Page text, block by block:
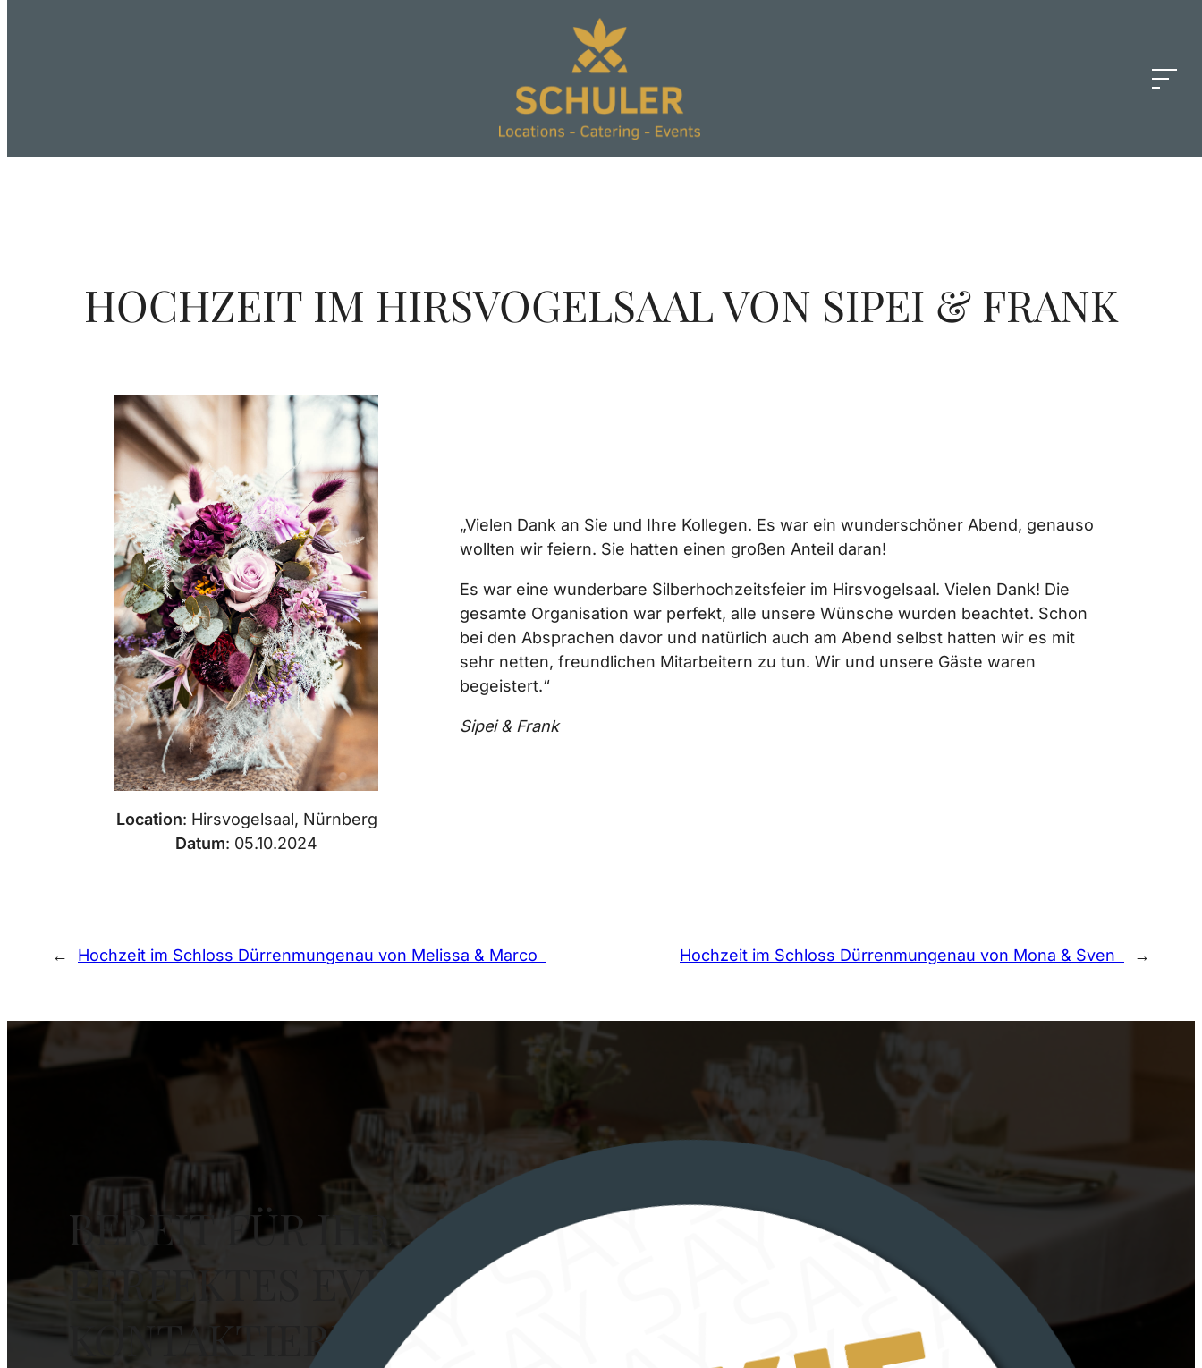
HOCHZEIT IM HIRSVOGELSAAL VON SIPEI & FRANK
Location: Hirsvogelsaal, Nürnberg
Datum: 05.10.2024
„Vielen Dank an Sie und Ihre Kollegen. Es war ein wunderschöner Abend, genauso
wollten wir feiern. Sie hatten einen großen Anteil daran!
Es war eine wunderbare Silberhochzeitsfeier im Hirsvogelsaal. Vielen Dank! Die
gesamte Organisation war perfekt, alle unsere Wünsche wurden beachtet. Schon
bei den Absprachen davor und natürlich auch am Abend selbst hatten wir es mit
sehr netten, freundlichen Mitarbeitern zu tun. Wir und unsere Gäste waren
begeistert.“
Sipei & Frank
← Hochzeit im Schloss Dürrenmungenau von Melissa & Marco Hochzeit im Schloss Dürrenmungenau von Mona & Sven →
BEREIT FÜR IHR
PERFEKTES EVENT?
KONTAKTIEREN SIE UNS